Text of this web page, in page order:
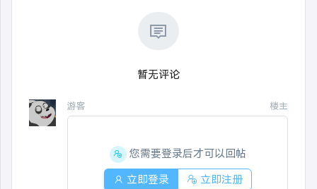
暂无评论
游客 楼主
您需要登录后才可以回帖
立即登录
立即注册